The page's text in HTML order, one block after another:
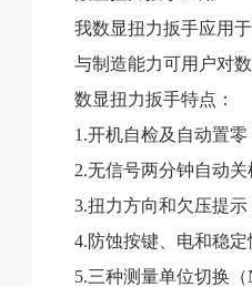
我数显扭力扳手应用
与制造能力可用户对
数显扭力扳手特点：
1.开机自检及自动置
2.无信号两分钟自动
3.扭力方向和欠压提示
4.防蚀按键、电和稳
5.三种测量单位切换